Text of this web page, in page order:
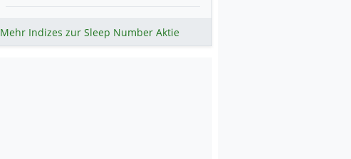
Mehr Indizes zur Sleep Number Aktie